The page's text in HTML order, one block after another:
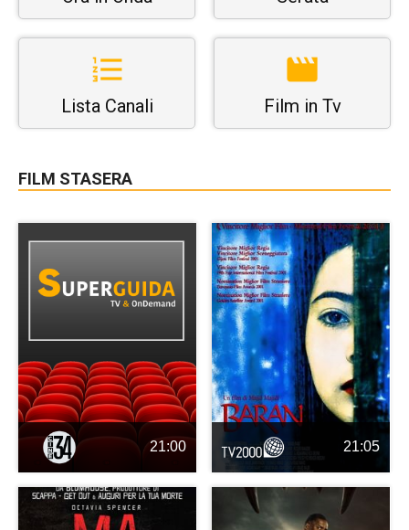
Lista Canali Film in Tv
FILM STASERA
21:00 21:05